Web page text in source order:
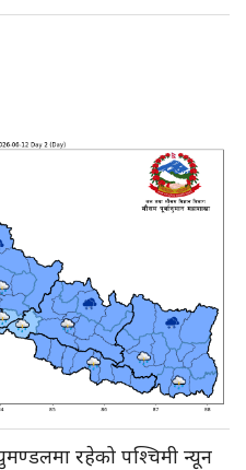
रहेको पश्चिमी न्यून